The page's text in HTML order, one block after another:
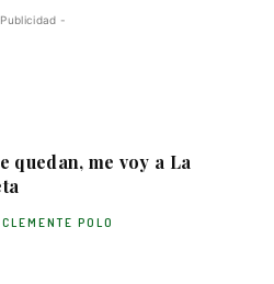
-
quedan, me voy a La
CLEMENTE POLO